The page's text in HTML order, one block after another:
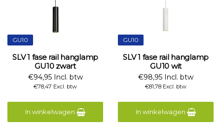
GU10
SLV 1 fase rail hanglamp
GU10 zwart
€94,95 Incl. btw
€78,47 Excl. btw
In winkelwagen
GU10
SLV 1 fase rail hanglamp
GU10 wit
€98,95 Incl. btw
€81,78 Excl. btw
In winkelwagen